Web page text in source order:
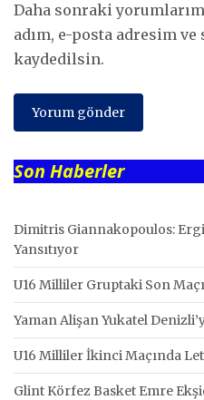
Daha sonraki
adım, e-posta adresim ve
kaydedilsin.
Son Haberler
Dimitris Giannakopoulos:
Yansıtıyor
U16 Milliler Gruptaki Son
Yaman Alişan Yukatel
U16 Milliler İkinci Maçında
Glint Körfez Basket Emre